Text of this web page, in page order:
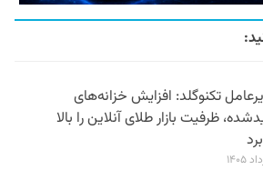
تکنوگلد: افزایش خزانه‌های
ظرفیت بازار طلای آنلاین را بالا